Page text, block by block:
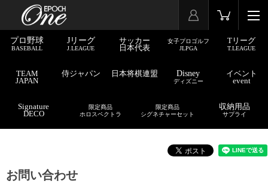
プロ野球
BASEBALL
Jリーグ
J.LEAGUE
サッカー
日本代表
女子プロゴルフ
JLPGA
Tリーグ
T.LEAGUE
TEAM
JAPAN
侍ジャパン 日本将棋連盟 Disney
ディズニー
イベント
event
Signature
DECO
限定商品
ホロスペクトラ
限定商品
シグネチャーセット
収納用品
サプライ
お問い合わせ